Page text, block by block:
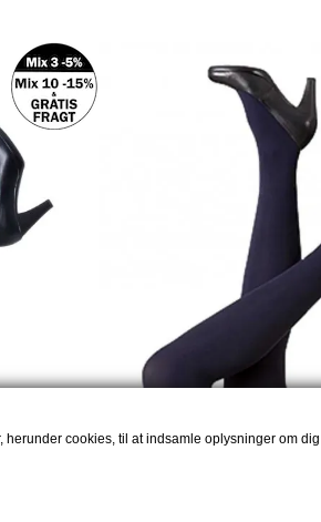
cookies, til at indsamle oplysninger om